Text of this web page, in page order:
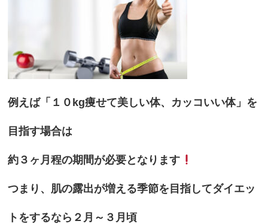
例えば「１０kg痩せて美しい体、カッコいい体」を
目指す場合は
約３ヶ月程の期間が必要となります
つまり、肌の露出が増える季節を目指してダイエッ
トをするなら２月～３月頃